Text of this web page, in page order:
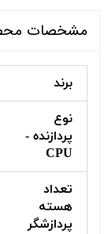
مشخصات
برند
نوع
پردازنده -
CPU
تعداد
هسته
پردازشگر